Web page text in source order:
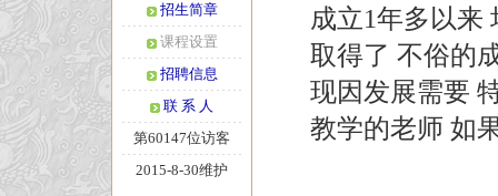
招生简章
课程设置
招聘信息
联 系 人
第60147位访客
2015-8-30维护
成立1年多以来
取得了 不俗的
现因发展需要
教学的老师 如